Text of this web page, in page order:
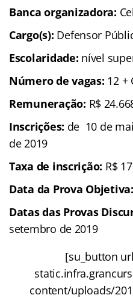
Banca organizadora:
Cargo(s): Defensor
Escolaridade: nível
Número de vagas: 12 +
Remuneração: R$
Inscrições: de 10 de
de 2019
Taxa de inscrição: R$
Data da Prova Objetiva:
Datas das Provas
setembro de 2019
[su_button
content/uploads/